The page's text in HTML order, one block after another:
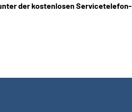
der kostenlosen Servicetelefon-